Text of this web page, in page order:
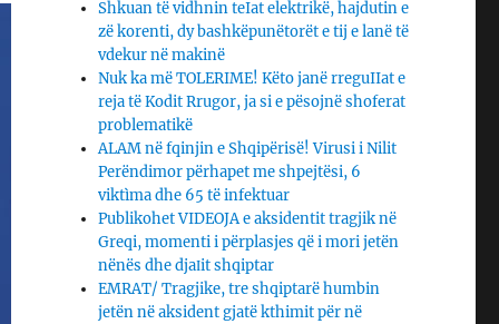
Shkuan të vidhnin teIat elektrikë, hajdutin e
zë korenti, dy bashkëpunëtorët e tij e lanë të
vdekur në makinë
Nuk ka më TOLERIME! Këto janë rreguIIat e
reja të Kodit Rrugor, ja si e pësojnë shoferat
problematikë
ALAM në fqinjin e Shqipërisë! Virusi i Nilit
Perëndimor përhapet me shpejtësi, 6
viktìma dhe 65 të infektuar
Publikohet VIDEOJA e aksidentit tragjik në
Greqi, momenti i përplasjes që i mori jetën
nënës dhe djaΙit shqiptar
EMRAT/ Tragjike, tre shqiptarë humbin
jetën në aksident gjatë kthimit për në